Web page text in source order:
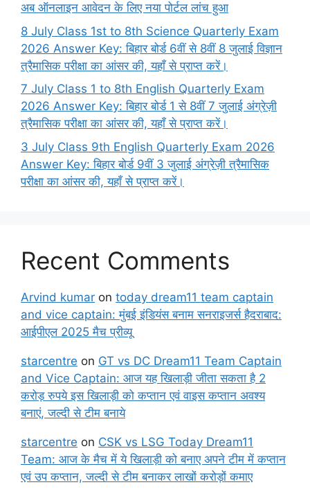
अब ऑनलाइन आवेदन के लिए नया पोर्टल लांच हुआ
8 July Class 1st to 8th Science Quarterly Exam
2026 Answer Key: बिहार बोर्ड 6वीं से 8वीं 8 जुलाई विज्ञान
त्रैमासिक परीक्षा का आंसर की, यहाँ से प्राप्त करें।
7 July Class 1 to 8th English Quarterly Exam
2026 Answer Key: बिहार बोर्ड 1 से 8वीं 7 जुलाई अंग्रेज़ी
त्रैमासिक परीक्षा का आंसर की, यहाँ से प्राप्त करें।
3 July Class 9th English Quarterly Exam 2026
Answer Key: बिहार बोर्ड 9वीं 3 जुलाई अंग्रेज़ी त्रैमासिक
परीक्षा का आंसर की, यहाँ से प्राप्त करें।
Recent Comments
Arvind kumar on today dream11 team captain
and vice captain: मुंबई इंडियंस बनाम सनराइजर्स हैदराबाद:
आईपीएल 2025 मैच प्रीव्यू
starcentre on GT vs DC Dream11 Team Captain
and Vice Captain: आज यह खिलाड़ी जीता सकता है 2
करोड़ रुपये इस खिलाड़ी को कप्तान एवं वाइस कप्तान अवश्य
बनाएं, जल्दी से टीम बनाये
starcentre on CSK vs LSG Today Dream11
Team: आज के मैच में ये खिलाड़ी को बनाए अपने टीम में कप्तान
एवं उप कप्तान, जल्दी से टीम बनाकर लाखों करोड़ों कमाए